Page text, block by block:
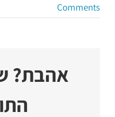
Comments
אהבת?